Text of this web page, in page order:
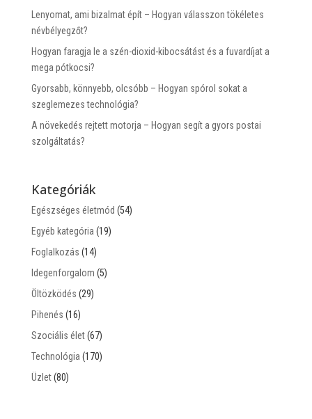
Lenyomat, ami bizalmat épít – Hogyan válasszon tökéletes
névbélyegzőt?
Hogyan faragja le a szén-dioxid-kibocsátást és a fuvardíjat a
mega pótkocsi?
Gyorsabb, könnyebb, olcsóbb – Hogyan spórol sokat a
szeglemezes technológia?
A növekedés rejtett motorja – Hogyan segít a gyors postai
szolgáltatás?
Kategóriák
Egészséges életmód (54)
Egyéb kategória (19)
Foglalkozás (14)
Idegenforgalom (5)
Öltözködés (29)
Pihenés (16)
Szociális élet(67)
Technológia (170)
Üzlet(80)